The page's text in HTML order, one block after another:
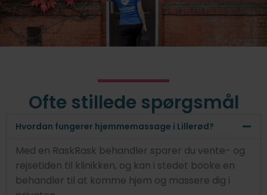
Ofte stillede spørgsmål
Hvordan fungerer hjemmemassage i Lillerød?
Med en RaskRask behandler sparer du vente- og
rejsetiden til klinikken, og kan i stedet booke en
behandler til at komme hjem og massere dig i